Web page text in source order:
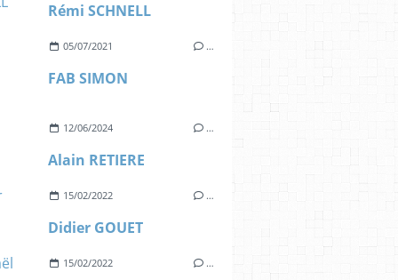
Rémi SCHNELL
05/07/2021 …
FAB SIMON
12/06/2024 …
Alain RETIERE
15/02/2022 …
Didier GOUET
15/02/2022 …